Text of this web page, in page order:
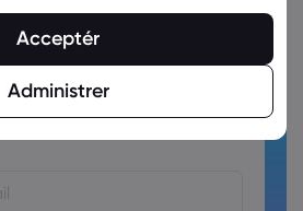
Acceptér
Administrer